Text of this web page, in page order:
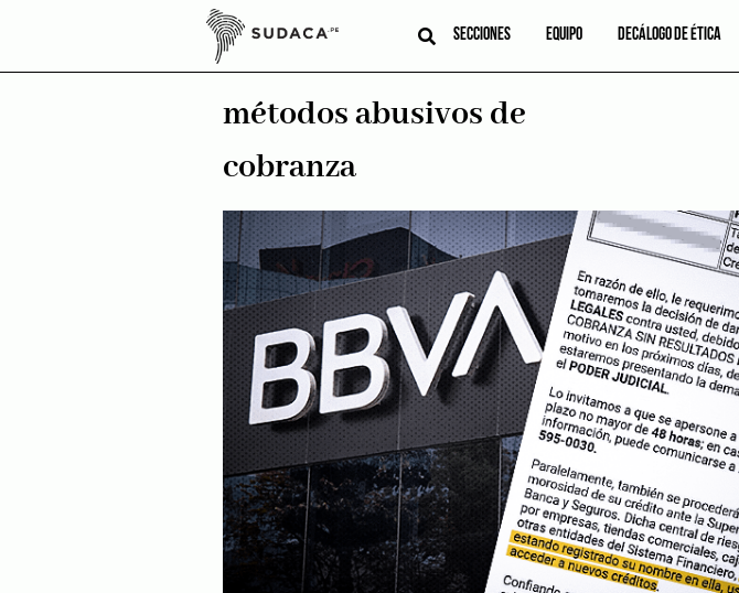
SECCIONES EQUIPO DECÁLOGO DE ÉTICA
métodos abusivos de
cobranza